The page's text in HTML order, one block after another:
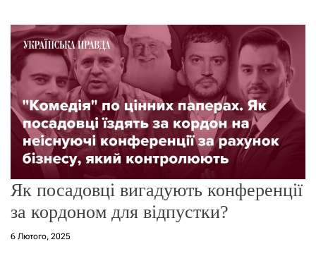
г
о
р
е
ж
и
м
у
Як посадовці вигадують конференції
за кордоном для відпустки?
6 Лютого, 2025